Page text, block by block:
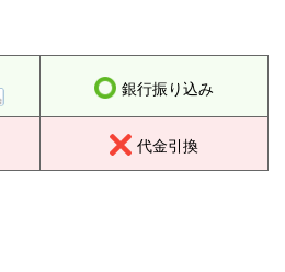
銀行振り込み
代金引換